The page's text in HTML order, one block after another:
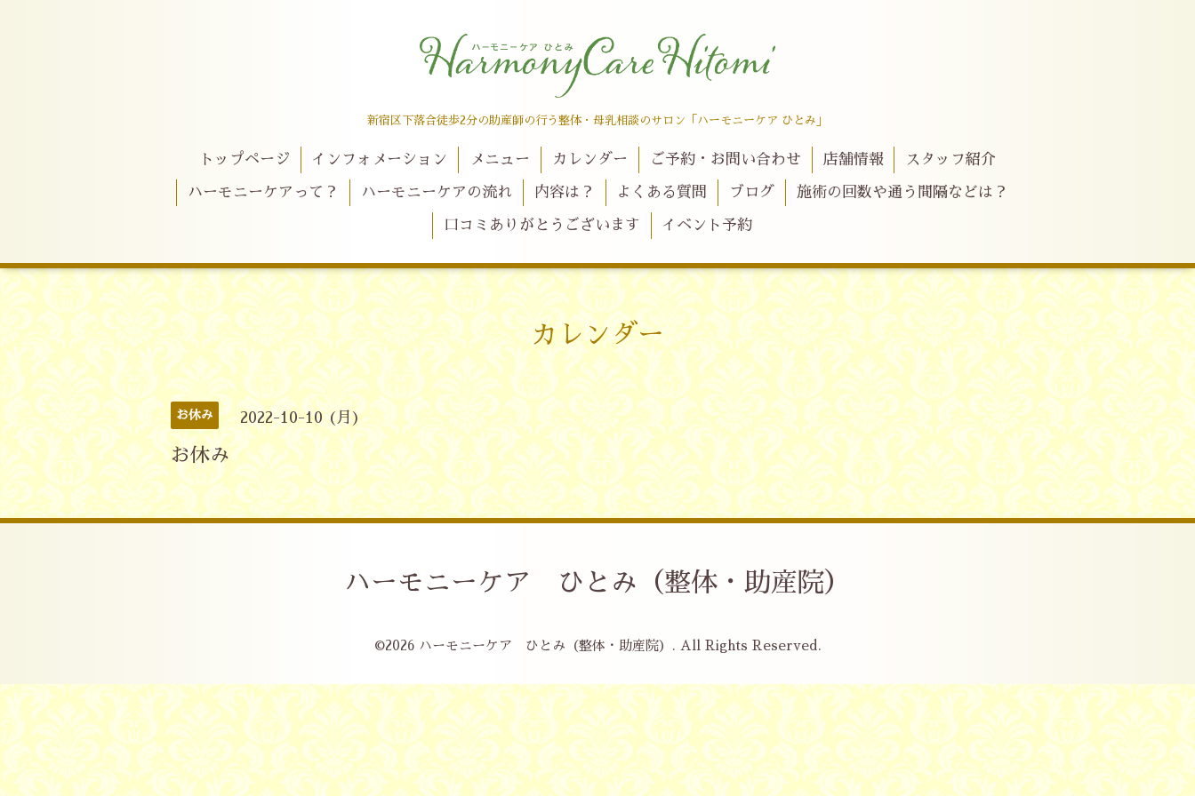
新宿区下落合徒歩2分の助産師の行う整体・母乳相談のサロン「ハーモニーケア ひとみ」
トップページ インフォメーション メニュー カレンダー ご予約・お問い合わせ 店舗情報 スタッフ紹介
ハーモニーケアって？ ハーモニーケアの流れ 内容は？ よくある質問 ブログ 施術の回数や通う間隔などは？
口コミありがとうございます イベント予約
カレンダー
お休み 2022-10-10 (月)
お休み
ハーモニーケア ひとみ（整体・助産院）
©2026 ハーモニーケア ひとみ（整体・助産院） . All Rights Reserved.